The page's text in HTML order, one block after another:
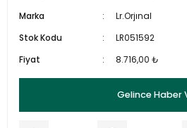
Marka
Lr.Orjınal
Stok Kodu
LR051592
Fiyat
8.716,00 ₺
Gelince Haber